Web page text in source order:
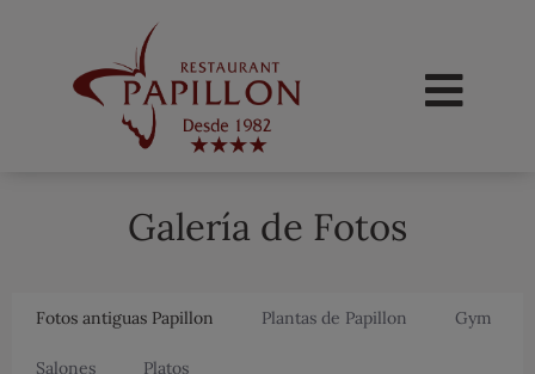
Galería de Fotos
Fotos antiguas Papillon Plantas de Papillon Gym
Salones Platos